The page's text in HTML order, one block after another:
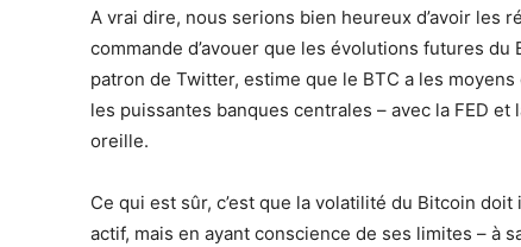
A vrai dire, nous serions bien heureux d’avoir les
commande d’avouer que les évolutions futures
patron de Twitter, estime que le BTC a les
les puissantes banques centrales – avec la FED
oreille.
Ce qui est sûr, c’est que la volatilité du Bitcoin
actif, mais en ayant conscience de ses limites – à